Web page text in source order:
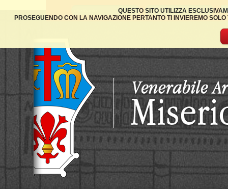
QUESTO SITO UTILIZZA
PROSEGUENDO CON LA NAVIGAZIONE PERTANTO TI INVIEREMO